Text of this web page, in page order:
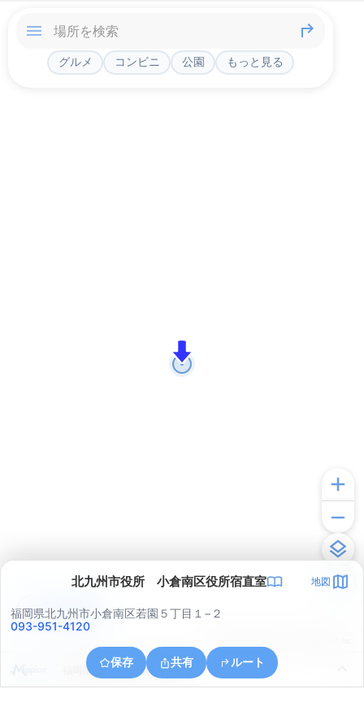
グルメ コンビニ 公園 もっと見る
北九州市役所 小倉南区役所宿直室 地図
福岡県北九州市小倉南区若園５丁目１−２
093-951-4120
保存 共有 ルート
福岡県北九州市小倉北区足原
アプリで見る